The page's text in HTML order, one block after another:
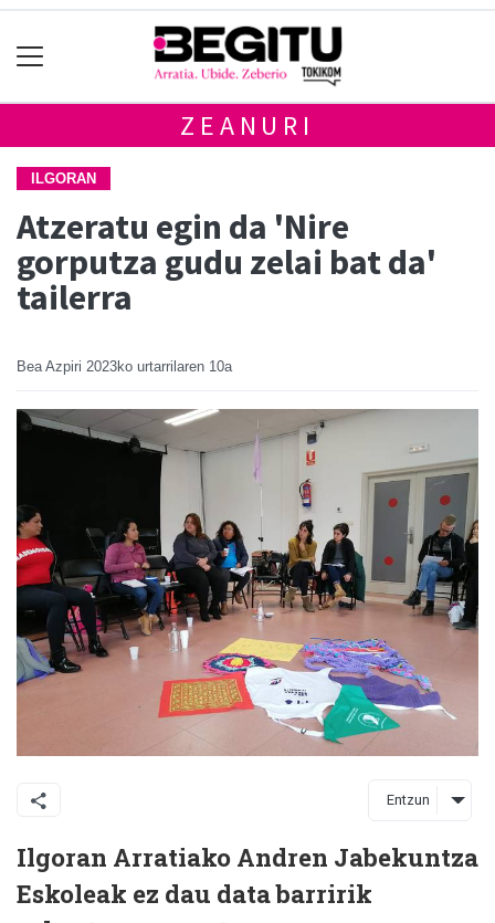
ZEANURI
ILGORAN
Atzeratu egin da 'Nire
gorputza gudu zelai bat da'
tailerra
Bea Azpiri 2023ko urtarrilaren 10a
Entzun
Ilgoran Arratiako Andren Jabekuntza
Eskoleak ez dau data barririk